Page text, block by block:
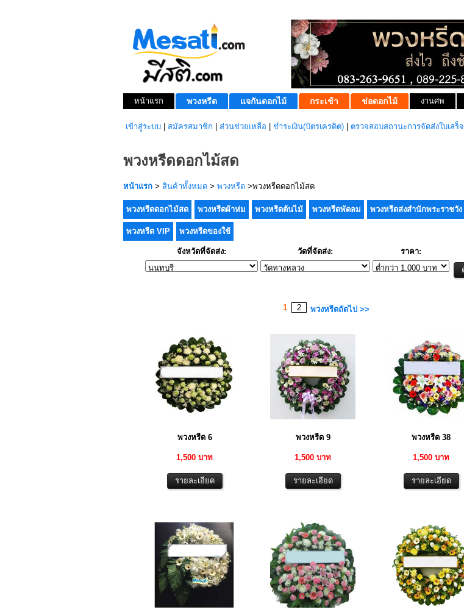
หน้าแรก พวงหรีด แจกันดอกไม้ กระเช้า ช่อดอกไม้ งานศพ
เข้าสู่ระบบ สมัครสมาชิก ส่วนช่วยเหลือ ชำระเงิน(บัตรเครดิต) ตรวจสอบสถานะการจัดส่งใบเสร็จ
พวงหรีดดอกไม้สด
หน้าแรก > สินค้าทั้งหมด > พวงหรีด >พวงหรีดดอกไม้สด
พวงหรีดดอกไม้สด พวงหรีดผ้าห่ม พวงหรีดต้นไม้ พวงหรีดพัดลม พวงหรีดส่งสำนักพระราชวัง
พวงหรีด VIP พวงหรีดของใช้
จังหวัดที่จัดส่ง: วัดที่จัดส่ง: ราคา:
1 2 พวงหรีดถัดไป >>
พวงหรีด 6
1,500 บาท
พวงหรีด 9
1,500 บาท
พวงหรีด 38
1,500 บาท